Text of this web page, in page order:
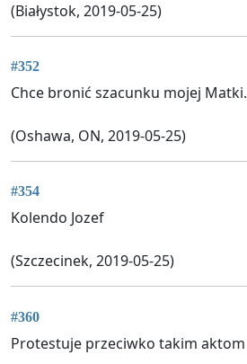
(Białystok, 2019-05-25)
#352
Chce bronić szacunku mojej Matki.
(Oshawa, ON, 2019-05-25)
#354
Kolendo Jozef
(Szczecinek, 2019-05-25)
#360
Protestuje przeciwko takim aktom